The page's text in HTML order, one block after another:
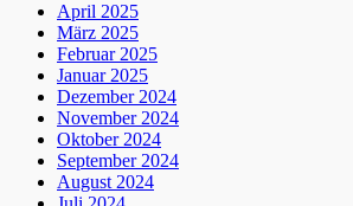
April 2025
März 2025
Februar 2025
Januar 2025
Dezember 2024
November 2024
Oktober 2024
September 2024
August 2024